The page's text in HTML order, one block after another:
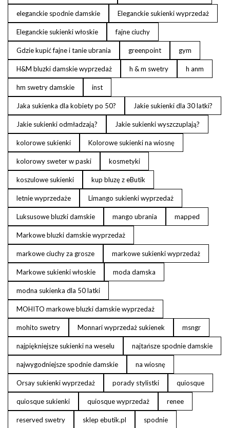
eleganckie spodnie damskie Eleganckie sukienki wyprzedaż
Eleganckie sukienki włoskie fajne ciuchy
Gdzie kupić fajne i tanie ubrania greenpoint gym
H&M bluzki damskie wyprzedaż h & m swetry h anm
hm swetry damskie inst
Jaka sukienka dla kobiety po 50? Jakie sukienki dla 30 latki?
Jakie sukienki odmładzają? Jakie sukienki wyszczuplają?
kolorowe sukienki Kolorowe sukienki na wiosnę
kolorowy sweter w paski kosmetyki
koszulowe sukienki kup bluzę z eButik
letnie wyprzedaże Limango sukienki wyprzedaż
Luksusowe bluzki damskie mango ubrania mapped
Markowe bluzki damskie wyprzedaż
markowe ciuchy za grosze markowe sukienki wyprzedaż
Markowe sukienki włoskie moda damska
modna sukienka dla 50 latki
MOHITO markowe bluzki damskie wyprzedaż
mohito swetry Monnari wyprzedaż sukienek msngr
najpiękniejsze sukienki na weselu najtańsze spodnie damskie
najwygodniejsze spodnie damskie na wiosnę
Orsay sukienki wyprzedaż porady stylistki quiosque
quiosque sukienki quiosque wyprzedaż renee
reserved swetry sklep ebutik.pl spodnie